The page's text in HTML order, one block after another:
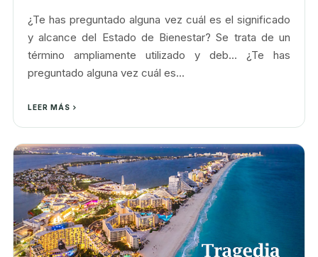
¿Te has preguntado alguna vez cuál es el significado
y alcance del Estado de Bienestar? Se trata de un
término ampliamente utilizado y deb... ¿Te has
preguntado alguna vez cuál es...
LEER MÁS